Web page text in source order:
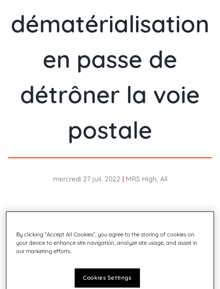
dématérialisation
en passe de
détrôner la voie
postale
mercredi 27 juil. 2022 | MRS High, All
By clicking “Accept All Cookies”, you agree to the storing of cookies on
your device to enhance site navigation, analyze site usage, and assist in
our marketing efforts.
Cookies Settings